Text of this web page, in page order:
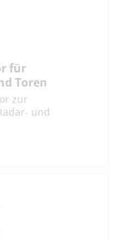
für
Toren
zur
und